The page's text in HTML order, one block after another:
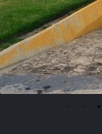
Дорожка, ведущая к форту